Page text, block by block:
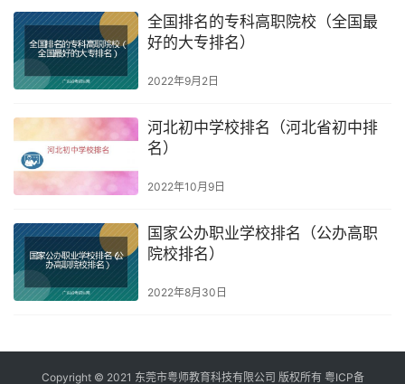
全国排名的专科高职院校（全国最
好的大专排名）
2022年9月2日
河北初中学校排名（河北省初中排
名）
2022年10月9日
国家公办职业学校排名（公办高职
院校排名）
2022年8月30日
Copyright © 2021 东莞市粤师教育科技有限公司 版权所有 粤ICP备